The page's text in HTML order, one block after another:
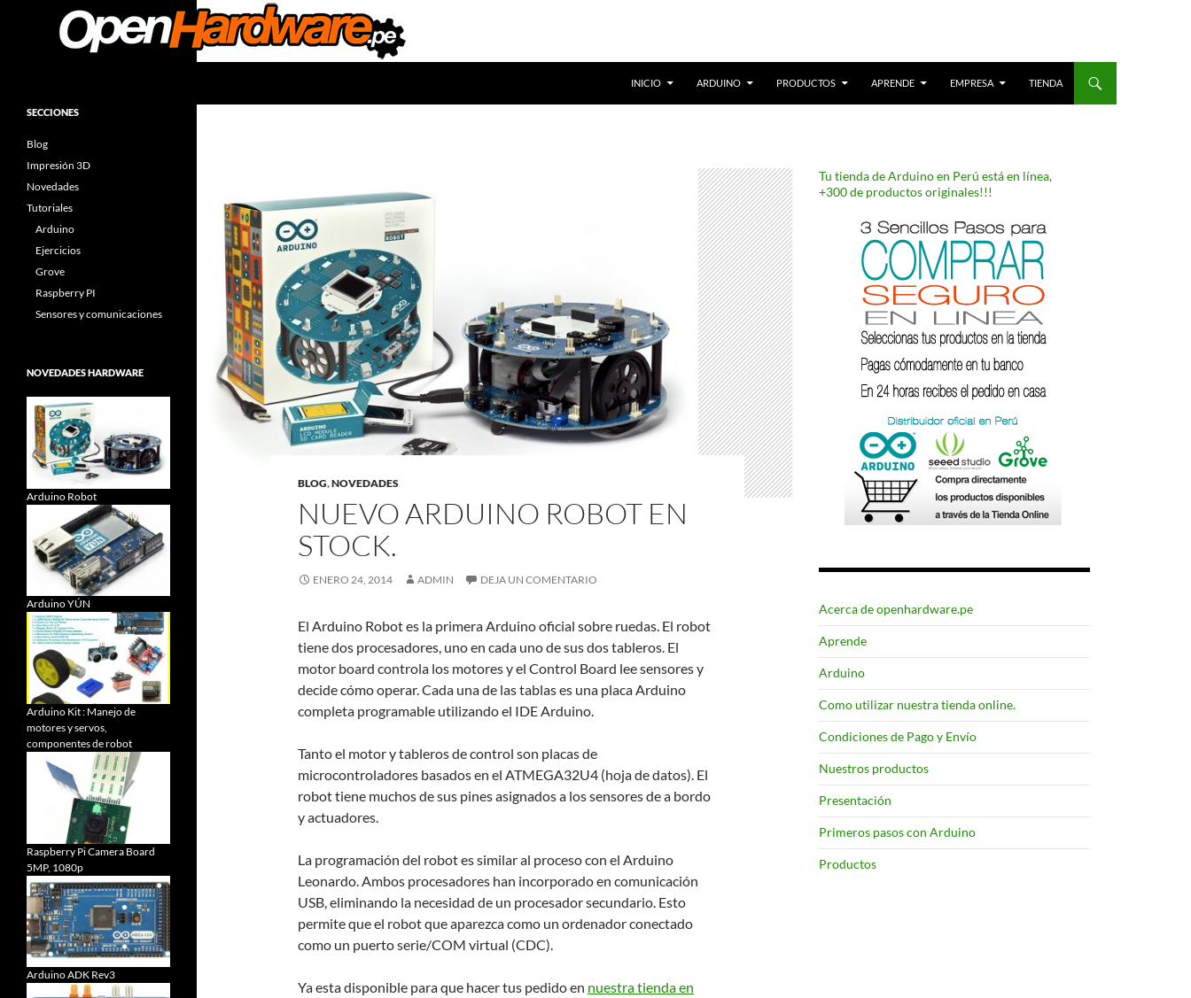
INICIO ARDUINO PRODUCTOS APRENDE EMPRESA TIENDA
BLOG,NOVEDADES
NUEVO ARDUINO ROBOT EN
STOCK.
ENERO 24, 2014 ADMIN DEJA UN COMENTARIO
El Arduino Robot es la primera Arduino oficial sobre ruedas. El robot
tiene dos procesadores, uno en cada uno de sus dos tableros. El
motor board controla los motores y el Control Board lee sensores y
decide cómo operar. Cada una de las tablas es una placa Arduino
completa programable utilizando el IDE Arduino.
Tanto el motor y tableros de control son placas de
microcontroladores basados ​​en el ATMEGA32U4 (hoja de datos). El
robot tiene muchos de sus pines asignados a los sensores de a bordo
y actuadores.
La programación del robot es similar al proceso con el Arduino
Leonardo. Ambos procesadores han incorporado en comunicación
USB, eliminando la necesidad de un procesador secundario. Esto
permite que el robot que aparezca como un ordenador conectado
como un puerto serie/COM virtual (CDC).
Ya esta disponible para que hacer tus pedido en nuestra tienda en
Tu tienda de Arduino en Perú está en línea,
+300 de productos originales!!!
Acerca de openhardware.pe
Aprende
Arduino
Como utilizar nuestra tienda online.
Condiciones de Pago y Envío
Nuestros productos
Presentación
Primeros pasos con Arduino
Productos
Arduino & Open Hardware
SECCIONES
Blog
Impresión 3D
Novedades
Tutoriales
Arduino
Ejercicios
Grove
Raspberry PI
Sensores y comunicaciones
NOVEDADES HARDWARE
Arduino Robot
Arduino YÚN
Arduino Kit : Manejo de
motores y servos,
componentes de robot
Raspberry Pi Camera Board
5MP, 1080p
Arduino ADK Rev3